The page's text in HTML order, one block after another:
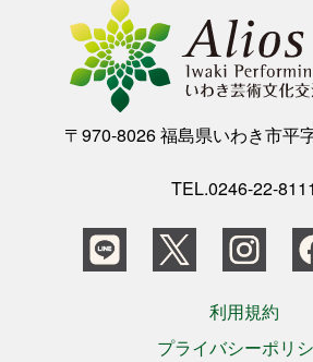
〒970-8026 福島県いわき市平
TEL.0246-22-8111
利用規約
プライバシーポリ